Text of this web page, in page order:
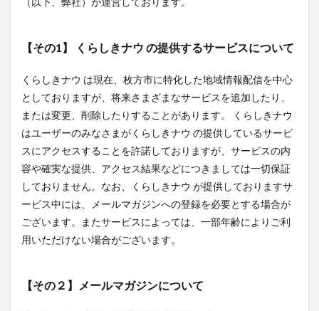
【その1】 くらしきナウ の提供するサービスについて
くらしきナウ は現在、枚方市に特化した地域情報配信を中心
としておりますが、将来さまざまなサービスを追加したり、
または変更、削除したりすることがあります。 くらしきナウ
はユーザーのみなさまがくらしきナウ の提供しているサービ
スにアクセスすることを許諾しておりますが、サービスの内
容や確実な提供、アクセス結果などにつきましては一切保証
しておりません。なお、くらしきナウ が提供しておりますサ
ービス中には、メールマガジンへの登録を必要とする場合が
ございます。またサービスによっては、一部年齢によりご利
用いただけない場合がございます。
【その２】メールマガジンについて